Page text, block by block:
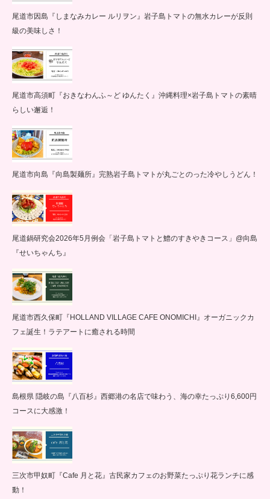
尾道市因島『しまなみカレー ルリヲン』岩子島トマトの無水カレーが反則
級の美味しさ！
尾道市高須町『おきなわんふ～ど ゆんたく』沖縄料理×岩子島トマトの素晴
らしい邂逅！
尾道市向島『向島製麺所』完熟岩子島トマトが丸ごとのった冷やしうどん！
尾道鍋研究会2026年5月例会「岩子島トマトと鱧のすきやきコース」@向島
『せいちゃんち』
尾道市西久保町『HOLLAND VILLAGE CAFE ONOMICHI』オーガニックカ
フェ誕生！ラテアートに癒される時間
島根県 隠岐の島『八百杉』西郷港の名店で味わう、海の幸たっぷり6,600円
コースに大感激！
三次市甲奴町『Cafe 月と花』古民家カフェのお野菜たっぷり花ランチに感
動！